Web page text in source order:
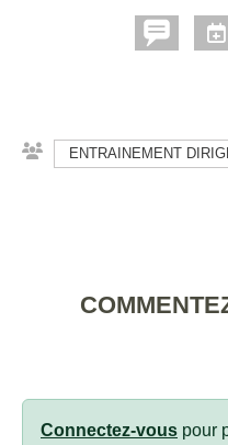
ENTRAINEMENT
Connectez-vous pour